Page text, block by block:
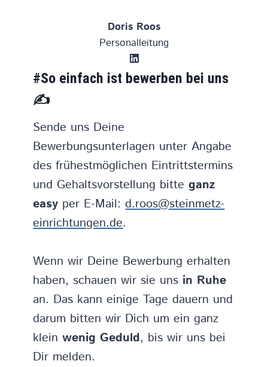
Doris Roos
Personalleitung
#So einfach ist bewerben bei uns
✍️
Sende uns Deine
Bewerbungsunterlagen unter Angabe
des frühestmöglichen Eintrittstermins
und Gehaltsvorstellung bitteganz
easy per E-Mail:d.roos@steinmetz-
einrichtungen.de.
Wenn wir Deine Bewerbung erhalten
haben, schauen wir sie uns in Ruhe
an. Das kann einige Tage dauern und
darum bitten wir Dich um ein ganz
kleinwenig Geduld, bis wir uns bei
Dir melden.